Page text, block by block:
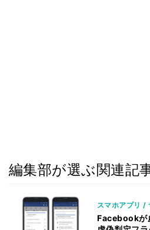
編集部が選ぶ関連記
スマホアプリ /
Facebookが